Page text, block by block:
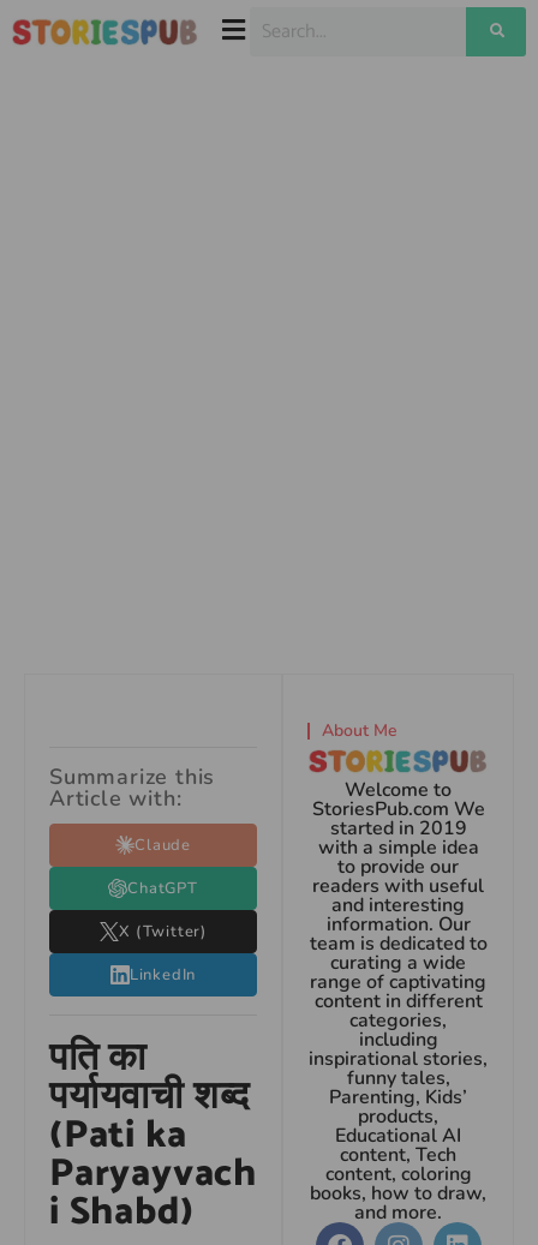
Summarize this
Article with:
Claude
ChatGPT
X (Twitter)
LinkedIn
पति का
पर्यायवाची शब्द
(Pati ka
Paryayvach
i Shabd)
About Me
Welcome to
StoriesPub.com We
started in 2019
with a simple idea
to provide our
readers with useful
and interesting
information. Our
team is dedicated to
curating a wide
range of captivating
content in different
categories,
including
inspirational stories,
funny tales,
Parenting, Kids’
products,
Educational AI
content, Tech
content, coloring
books, how to draw,
and more.